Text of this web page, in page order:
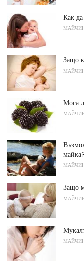
Как
Защо
Мога
майка?
Защо